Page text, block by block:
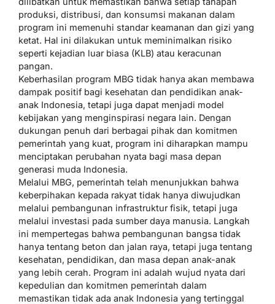
produksi, distribusi, dan konsumsi makanan dalam
program ini memenuhi standar keamanan dan gizi yang
ketat. Hal ini dilakukan untuk meminimalkan risiko
seperti kejadian luar biasa (KLB) atau keracunan
pangan.
Keberhasilan program MBG tidak hanya akan membawa
dampak positif bagi kesehatan dan pendidikan anak-
anak Indonesia, tetapi juga dapat menjadi model
kebijakan yang menginspirasi negara lain. Dengan
dukungan penuh dari berbagai pihak dan komitmen
pemerintah yang kuat, program ini diharapkan mampu
menciptakan perubahan nyata bagi masa depan
generasi muda Indonesia.
Melalui MBG, pemerintah telah menunjukkan bahwa
keberpihakan kepada rakyat tidak hanya diwujudkan
melalui pembangunan infrastruktur fisik, tetapi juga
melalui investasi pada sumber daya manusia. Langkah
ini mempertegas bahwa pembangunan bangsa tidak
hanya tentang beton dan jalan raya, tetapi juga tentang
kesehatan, pendidikan, dan masa depan anak-anak
yang lebih cerah. Program ini adalah wujud nyata dari
kepedulian dan komitmen pemerintah dalam
memastikan tidak ada anak Indonesia yang tertinggal